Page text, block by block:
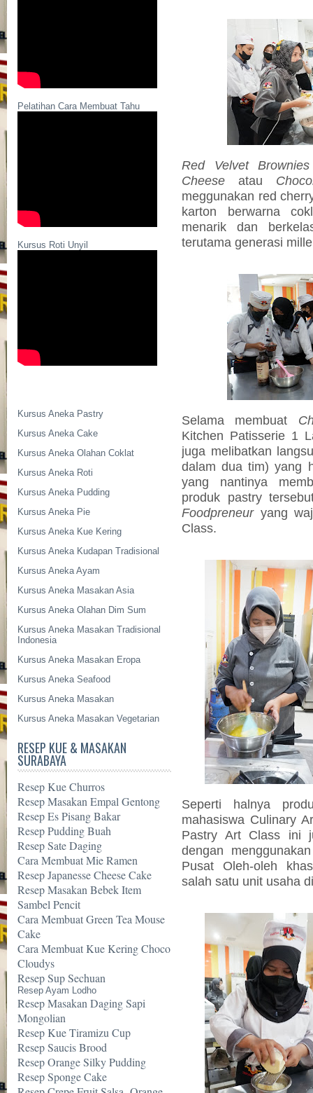
Pelatihan Cara Membuat Tahu
Kursus Roti Unyil
Kursus Aneka Pastry
Kursus Aneka Cake
Kursus Aneka Olahan Coklat
Kursus Aneka Roti
Kursus Aneka Pudding
Kursus Aneka Pie
Kursus Aneka Kue Kering
Kursus Aneka Kudapan Tradisional
Kursus Aneka Ayam
Kursus Aneka Masakan Asia
Kursus Aneka Olahan Dim Sum
Kursus Aneka Masakan Tradisional
Indonesia
Kursus Aneka Masakan Eropa
Kursus Aneka Seafood
Kursus Aneka Masakan
Kursus Aneka Masakan Vegetarian
RESEP KUE & MASAKAN
SURABAYA
Resep Kue Churros
Resep Masakan Empal Gentong
Resep Es Pisang Bakar
Resep Pudding Buah
Resep Sate Daging
Cara Membuat Mie Ramen
Resep Japanesse Cheese Cake
Resep Masakan Bebek Item
Sambel Pencit
Cara Membuat Green Tea Mouse
Cake
Cara Membuat Kue Kering Choco
Cloudys
Resep Sup Sechuan
Resep Ayam Lodho
Resep Masakan Daging Sapi
Mongolian
Resep Kue Tiramizu Cup
Resep Saucis Brood
Resep Orange Silky Pudding
Resep Sponge Cake
Red Velvet Brownies
Cheese atau
meggunakan red
karton berwarna
menarik dan
terutama generasi
Selama membuat
Kitchen Patisserie 1
juga melibatkan
dalam dua tim) yang
yang nantinya
produk pastry
Foodpreneur yang
Class.
Seperti halnya
mahasiswa Culinary
Pastry Art Class ini
dengan
Pusat Oleh-oleh
salah satu unit usaha